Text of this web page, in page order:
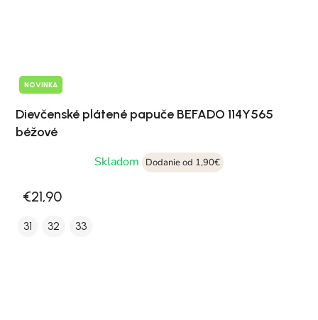
NOVINKA
Dievčenské plátené papuče BEFADO 114Y565
béžové
Skladom
Dodanie od 1,90€
€21,90
31 32 33